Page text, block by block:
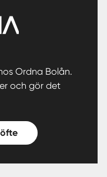
Ordna Bolån.
och gör det